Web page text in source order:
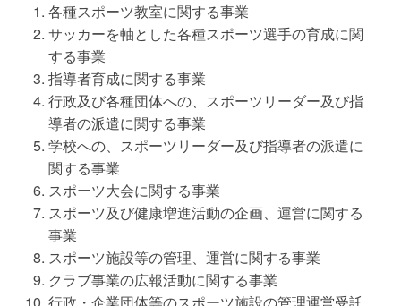
各種スポーツ教室に関する事業
サッカーを軸とした各種スポーツ選手の育成に関
する事業
指導者育成に関する事業
行政及び各種団体への、スポーツリーダー及び指
導者の派遣に関する事業
学校への、スポーツリーダー及び指導者の派遣に
関する事業
スポーツ大会に関する事業
スポーツ及び健康増進活動の企画、運営に関する
事業
スポーツ施設等の管理、運営に関する事業
クラブ事業の広報活動に関する事業